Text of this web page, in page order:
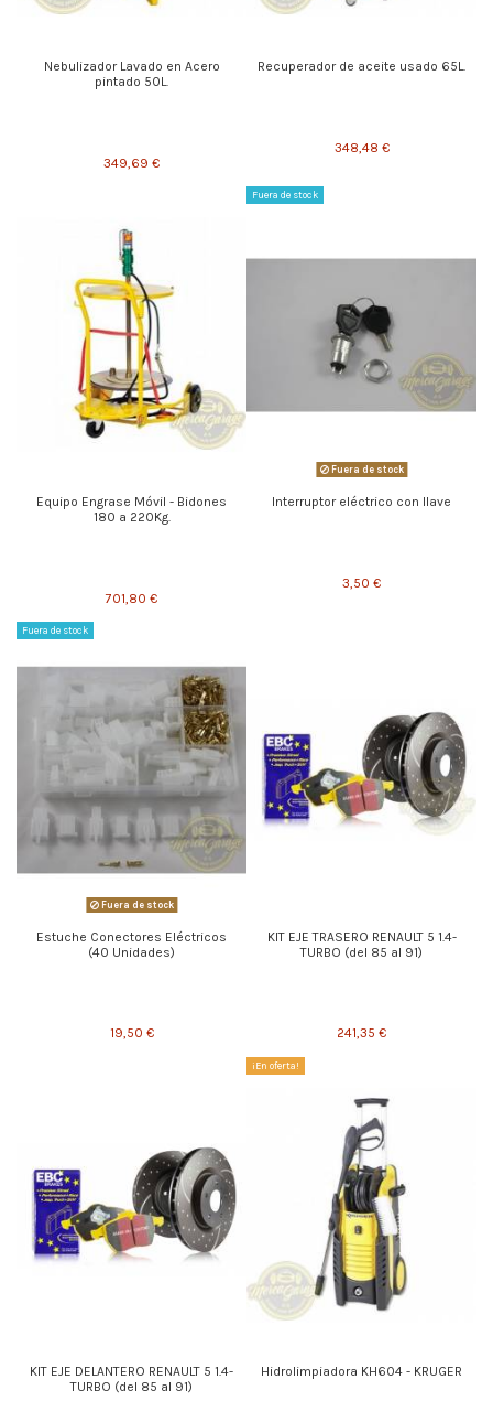
Nebulizador Lavado en Acero
pintado 50L.
349,69 €
Recuperador de aceite usado 65L.
348,48 €
Equipo Engrase Móvil - Bidones
180 a 220Kg.
701,80 €
Fuera de stock
Fuera de stock
Interruptor eléctrico con llave
3,50 €
Fuera de stock
Fuera de stock
Estuche Conectores Eléctricos
(40 Unidades)
19,50 €
KIT EJE TRASERO RENAULT 5 1.4-
TURBO (del 85 al 91)
241,35 €
KIT EJE DELANTERO RENAULT 5 1.4-
TURBO (del 85 al 91)
¡En oferta!
Hidrolimpiadora KH604 - KRUGER